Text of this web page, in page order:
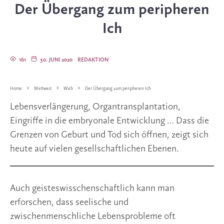
Der Übergang zum peripheren
Ich
REDAKTION
30. JUNI 2020
161
Home Weltweit Web Der Übergang zum peripheren Ich
Lebensverlängerung, Organtransplantation,
Eingriffe in die embryonale Entwicklung … Dass die
Grenzen von Geburt und Tod sich öffnen, zeigt sich
heute auf vielen gesellschaftlichen Ebenen.
Auch geisteswisschenschaftlich kann man
erforschen, dass seelische und
zwischenmenschliche Lebensprobleme oft